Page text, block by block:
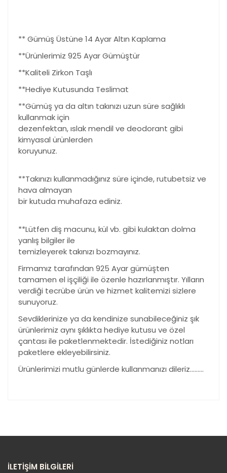
** Gümüş Üstüne 14 Ayar Altın Kaplama
**Ürünlerimiz 925 Ayar Gümüştür
**Kaliteli Zirkon Taşlı
**Hediye Kutusunda Teslimat
**Gümüş ya da altın takınızı uzun süre sağlıklı
kullanmak için
dezenfektan, ıslak mendil ve deodorant gibi
kimyasal ürünlerden
koruyunuz.
**Takınızı kullanmadığınız süre içinde, rutubetsiz ve
hava almayan
bir kutuda muhafaza ediniz.
**Lütfen diş macunu, kül vb. gibi kulaktan dolma
yanlış bilgiler ile
temizleyerek takınızı bozmayınız.
Firmamız tarafından 925 Ayar gümüşten
tamamen el işçiliği ile özenle hazırlanmıştır. Yılların
verdiği tecrübe ürün ve hizmet kalitemizi sizlere
sunuyoruz.
Sevdiklerinize ya da kendinize sunabileceğiniz şık
ürünlerimiz aynı şıklıkta hediye kutusu ve özel
çantası ile paketlenmektedir. İstediğiniz notları
paketlere ekleyebilirsiniz.
Ürünlerimizi mutlu günlerde kullanmanızı dileriz………
görüntülenemiyor.
İLETİŞİM BİLGİLERİ